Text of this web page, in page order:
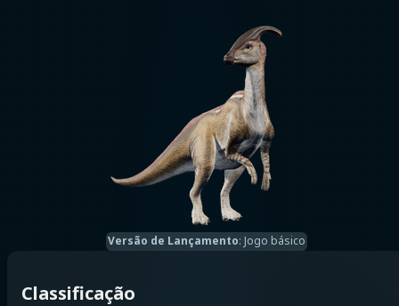
Versão de Lançamento: Jogo básico
Classificação